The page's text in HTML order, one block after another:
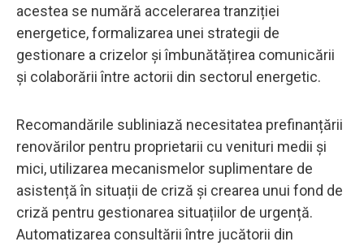
acestea se numără accelerarea tranziției
energetice, formalizarea unei strategii de
gestionare a crizelor și îmbunătățirea comunicării
și colaborării între actorii din sectorul energetic.
Recomandările subliniază necesitatea prefinanțării
renovărilor pentru proprietarii cu venituri medii și
mici, utilizarea mecanismelor suplimentare de
asistență în situații de criză și crearea unui fond de
criză pentru gestionarea situațiilor de urgență.
Automatizarea consultării între jucătorii din